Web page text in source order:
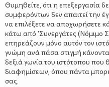
6 δροσερές
Θυμηθείτε, ότι η επεξεργασία
συμφερόντων δεν απαιτεί την
να επιλέξετε να αποχωρήσετε
κάτω από 'Συνεργάτες (Νόμιμο
επηρεάζουν μόνο αυτόν τον
γνώμη ανά πάσα στιγμή
δεξιά γωνία του ιστότοπου που
διαφημίσεων, όπου πάντα
σας.